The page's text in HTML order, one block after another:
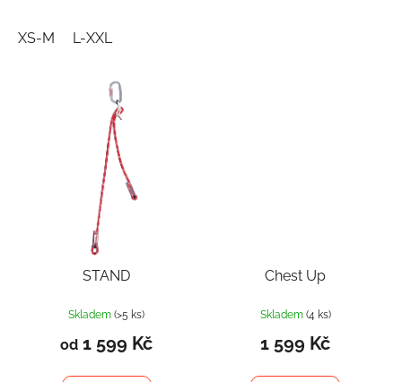
XS-M L-XXL
STAND
Skladem(>5 ks)
od 1 599 Kč
Chest Up
Skladem (4 ks)
1 599 Kč